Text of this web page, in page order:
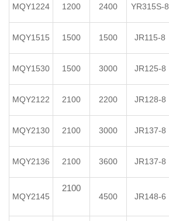
MQY1224 1200 2400 YR315S-8
MQY1515 1500 1500 JR115-8
MQY1530 1500 3000 JR125-8
MQY2122 2100 2200 JR128-8
MQY2130 2100 3000 JR137-8
MQY2136 2100 3600 JR137-8
MQY2145
2100
4500 JR148-6